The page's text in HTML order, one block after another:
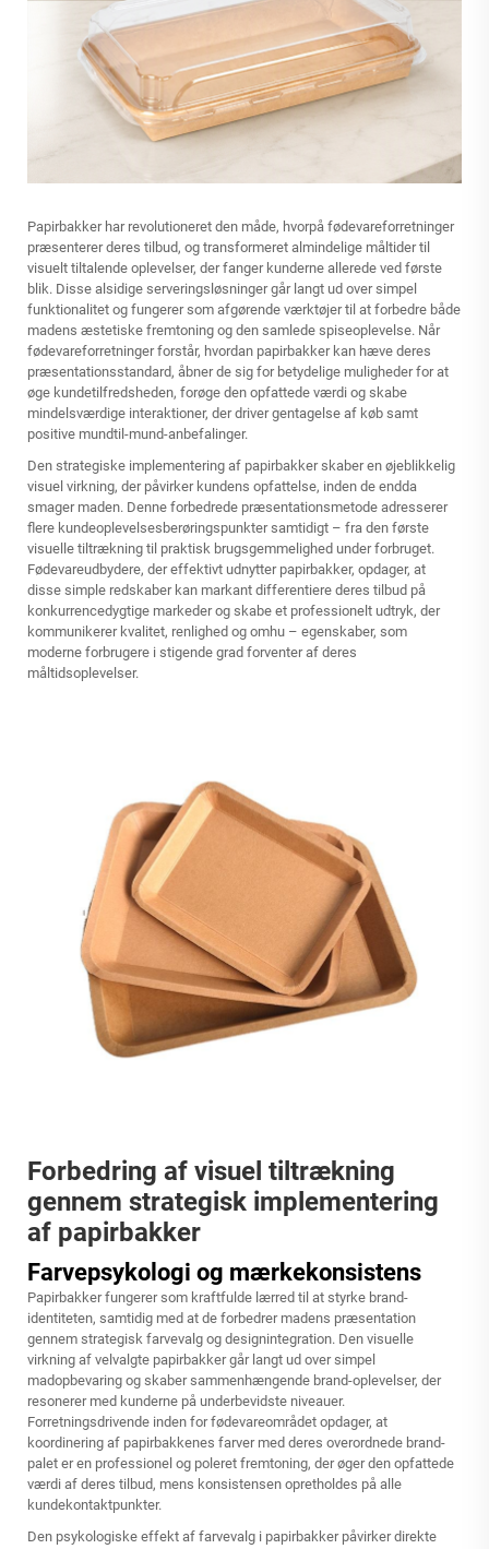
Papirbakker har revolutioneret den måde, hvorpå fødevareforretninger
præsenterer deres tilbud, og transformeret almindelige måltider til
visuelt tiltalende oplevelser, der fanger kunderne allerede ved første
blik. Disse alsidige serveringsløsninger går langt ud over simpel
funktionalitet og fungerer som afgørende værktøjer til at forbedre både
madens æstetiske fremtoning og den samlede spiseoplevelse. Når
fødevareforretninger forstår, hvordan papirbakker kan hæve deres
præsentationsstandard, åbner de sig for betydelige muligheder for at
øge kundetilfredsheden, forøge den opfattede værdi og skabe
mindelsværdige interaktioner, der driver gentagelse af køb samt
positive mundtil-mund-anbefalinger.
Den strategiske implementering af papirbakker skaber en øjeblikkelig
visuel virkning, der påvirker kundens opfattelse, inden de endda
smager maden. Denne forbedrede præsentationsmetode adresserer
flere kundeoplevelsesberøringspunkter samtidigt – fra den første
visuelle tiltrækning til praktisk brugsgemmelighed under forbruget.
Fødevareudbydere, der effektivt udnytter papirbakker, opdager, at
disse simple redskaber kan markant differentiere deres tilbud på
konkurrencedygtige markeder og skabe et professionelt udtryk, der
kommunikerer kvalitet, renlighed og omhu – egenskaber, som
moderne forbrugere i stigende grad forventer af deres
måltidsoplevelser.
Forbedring af visuel tiltrækning
gennem strategisk implementering
af papirbakker
Farvepsykologi og mærkekonsistens
Papirbakker fungerer som kraftfulde lærred til at styrke brand-
identiteten, samtidig med at de forbedrer madens præsentation
gennem strategisk farvevalg og designintegration. Den visuelle
virkning af velvalgte papirbakker går langt ud over simpel
madopbevaring og skaber sammenhængende brand-oplevelser, der
resonerer med kunderne på underbevidste niveauer.
Forretningsdrivende inden for fødevareområdet opdager, at
koordinering af papirbakkenes farver med deres overordnede brand-
palet er en professionel og poleret fremtoning, der øger den opfattede
værdi af deres tilbud, mens konsistensen opretholdes på alle
kundekontaktpunkter.
Den psykologiske effekt af farvevalg i papirbakker påvirker direkte